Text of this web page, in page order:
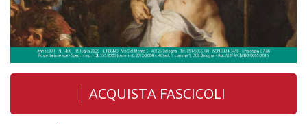
ACQUISTA FASCICOLI